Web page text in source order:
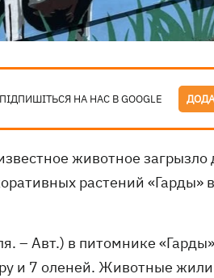
ПІДПИШІТЬСЯ НА НАС В GOOGLE
животное загрызло
растений «Гарды»
– Авт.) в питомнике
и 7 оленей. Животные